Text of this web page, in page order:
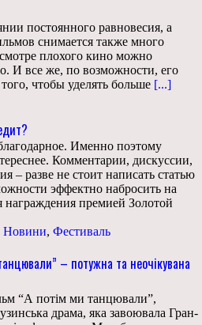
постоянного равновесия, а
снимается также много
плохого кино можно
И все же, по возможности, его
чтобы уделять больше [...]
Именно поэтому
Комментарии, дискуссии,
– разве не стоит написать статью
эффектно набросить на
награждения премией Золотой
Новини, Фестиваль
– потужна та неочікувана
“А потім ми танцювали”,
драма, яка завоювала Гран-